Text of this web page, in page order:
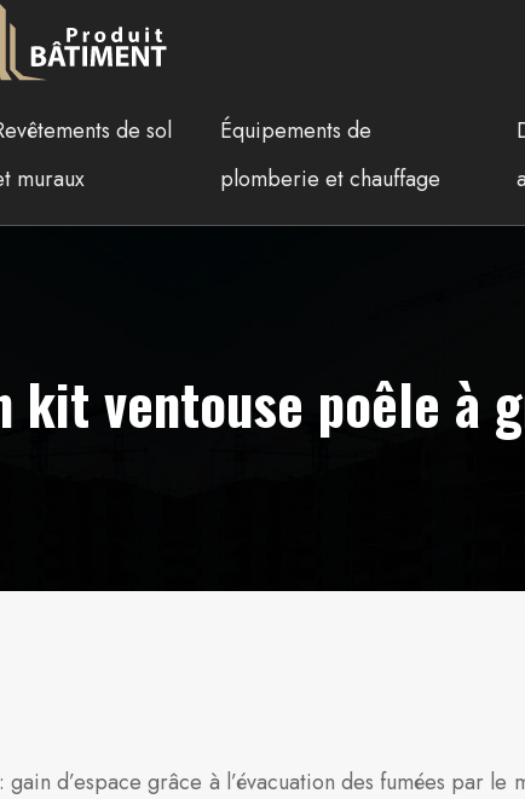
de sol
muraux
Équipements de
plomberie et chauffage
kit ventouse poêle à
d’espace grâce à l’évacuation des fumées par